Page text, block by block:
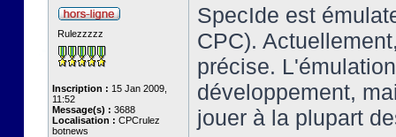
Rulezzzzz
Inscription : 15 Jan 2009,
11:52
Message(s) : 3688
Localisation : CPCrulez
botnews
SpecIde est
CPC).
précise.
développement,
jouer à la plupart